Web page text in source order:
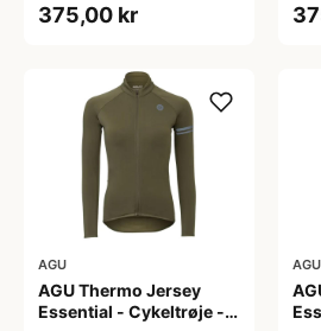
L
375,00 kr
M
AGU
AGU Thermo Jersey
Essential - Cykeltrøje -
AGU